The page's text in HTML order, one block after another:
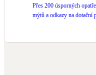
Přes 200 úsporných
mýtů a odkazy na dotační